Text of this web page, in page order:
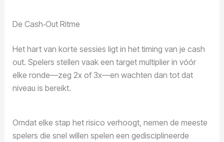
De Cash‑Out Ritme
Het hart van korte sessies ligt in het timing van je cash
out. Spelers stellen vaak een target multiplier in vóór
elke ronde—zeg 2x of 3x—en wachten dan tot dat
niveau is bereikt.
Omdat elke stap het risico verhoogt, nemen de meeste
spelers die snel willen spelen een gedisciplineerde